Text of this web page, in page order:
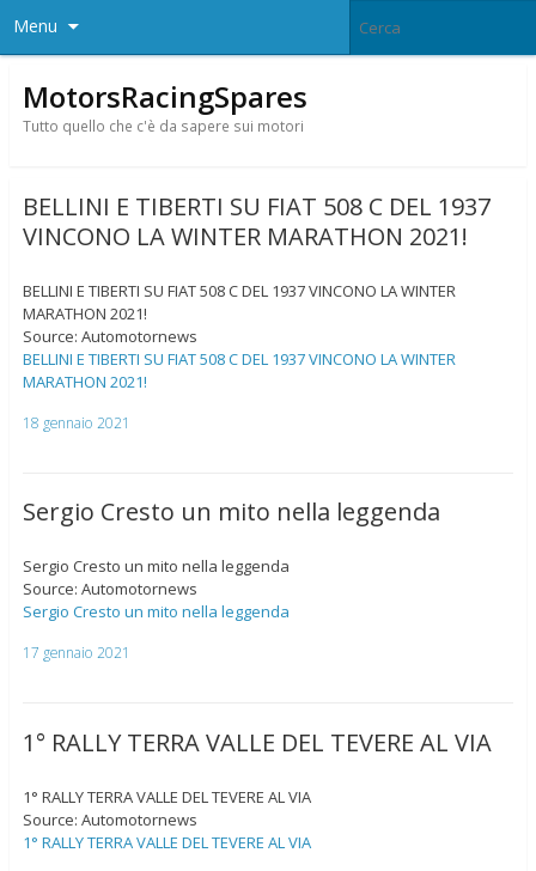
Menu
MotorsRacingSpares
Tutto quello che c'è da sapere sui motori
BELLINI E TIBERTI SU FIAT 508 C DEL 1937
VINCONO LA WINTER MARATHON 2021!
BELLINI E TIBERTI SU FIAT 508 C DEL 1937 VINCONO LA WINTER
MARATHON 2021!
Source: Automotornews
BELLINI E TIBERTI SU FIAT 508 C DEL 1937 VINCONO LA WINTER
MARATHON 2021!
18 gennaio 2021
Sergio Cresto un mito nella leggenda
Sergio Cresto un mito nella leggenda
Source: Automotornews
Sergio Cresto un mito nella leggenda
17 gennaio 2021
1° RALLY TERRA VALLE DEL TEVERE AL VIA
1° RALLY TERRA VALLE DEL TEVERE AL VIA
Source: Automotornews
1° RALLY TERRA VALLE DEL TEVERE AL VIA